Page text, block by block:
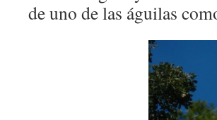
de uno de las águilas